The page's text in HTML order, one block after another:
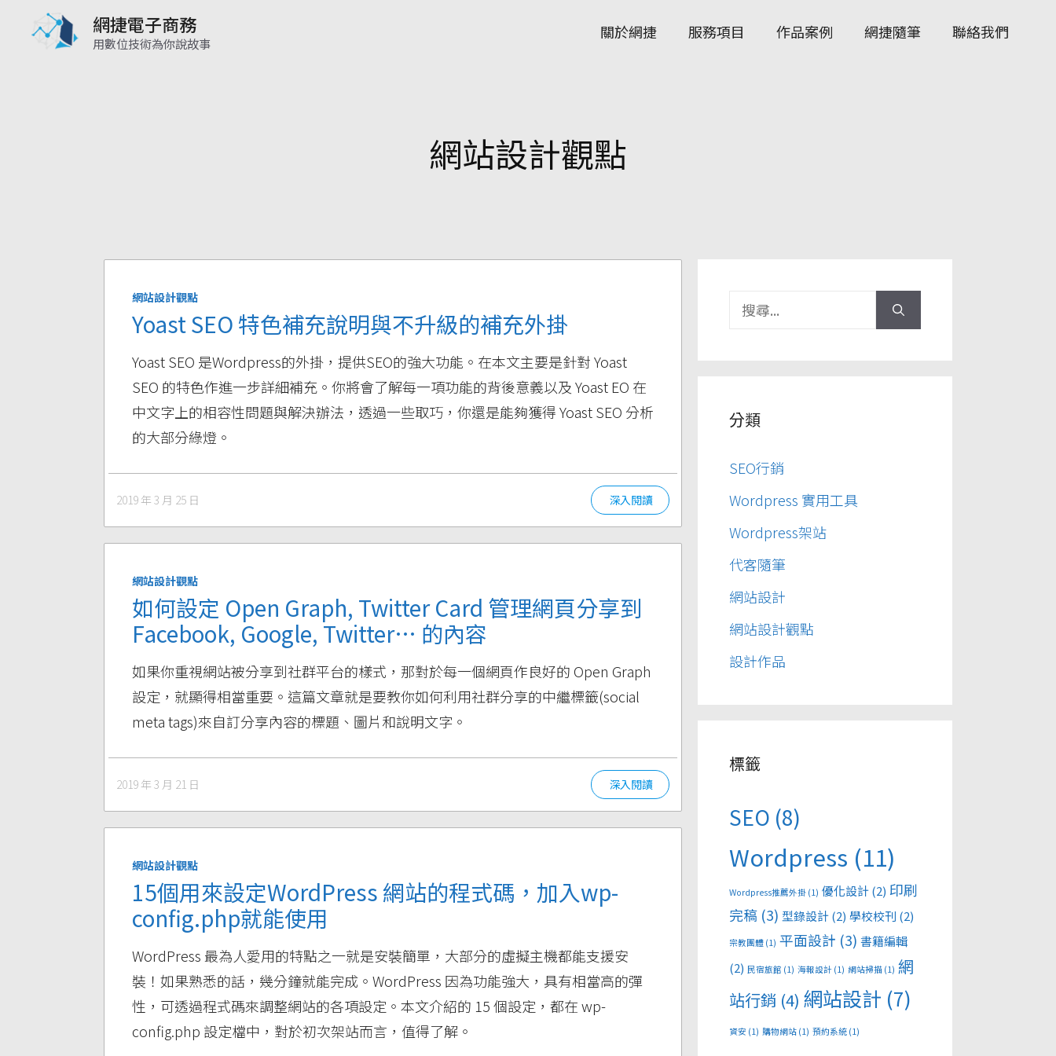
網捷電子商務
用數位技術為你說故事
關於網捷 服務項目 作品案例 網捷隨筆 聯絡我們
網站設計觀點
網站設計觀點
Yoast SEO 特色補充說明與不升級的補充外掛
Yoast SEO 是Wordpress的外掛，提供SEO的強大功能。在本文主要是針對 Yoast
SEO 的特色作進一步詳細補充。你將會了解每一項功能的背後意義以及 Yoast EO 在
中文字上的相容性問題與解決辦法，透過一些取巧，你還是能夠獲得 Yoast SEO 分析
的大部分綠燈。
2019 年 3 月 25 日 深入閱讀
網站設計觀點
如何設定 Open Graph, Twitter Card 管理網頁分享到
Facebook, Google, Twitter… 的內容
如果你重視網站被分享到社群平台的樣式，那對於每一個網頁作良好的 Open Graph
設定，就顯得相當重要。這篇文章就是要教你如何利用社群分享的中繼標籤(social
meta tags)來自訂分享內容的標題、圖片和說明文字。
2019 年 3 月 21 日 深入閱讀
網站設計觀點
15個用來設定WordPress 網站的程式碼，加入wp-
config.php就能使用
WordPress 最為人愛用的特點之一就是安裝簡單，大部分的虛擬主機都能支援安
裝！如果熟悉的話，幾分鐘就能完成。WordPress 因為功能強大，具有相當高的彈
性，可透過程式碼來調整網站的各項設定。本文介紹的 15 個設定，都在 wp-
config.php 設定檔中，對於初次架站而言，值得了解。
分類
SEO行銷
Wordpress 實用工具
Wordpress架站
代客隨筆
網站設計
網站設計觀點
設計作品
標籤
SEO (8)
Wordpress (11)
Wordpress推薦外掛 (1) 優化設計(2) 印刷
完稿 (3) 型錄設計(2) 學校校刊 (2)
宗教團體 (1) 平面設計 (3) 書籍編輯
(2) 民宿旅館 (1) 海報設計 (1) 網站掃描 (1) 網
站行銷 (4) 網站設計 (7)
資安 (1) 購物網站 (1) 預約系統 (1)